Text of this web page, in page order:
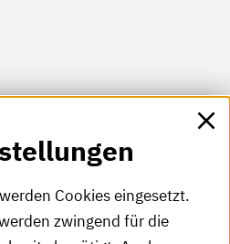
Cookies eingesetzt.
zwingend für die